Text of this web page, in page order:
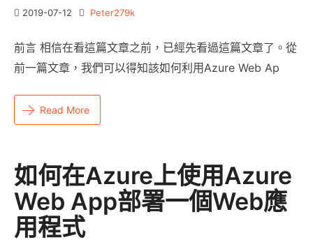
2019-07-12 Peter279k
前言 相信在看這篇文章之前，已經先看過這篇文章了。從
前一篇文章，我們可以得知該如何利用Azure Web Ap
Read More
如何在Azure上使用Azure
Web App部署一個Web應
用程式